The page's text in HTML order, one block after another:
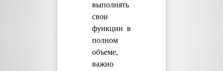
выполнять
свои
функции в
полном
объеме,
важно